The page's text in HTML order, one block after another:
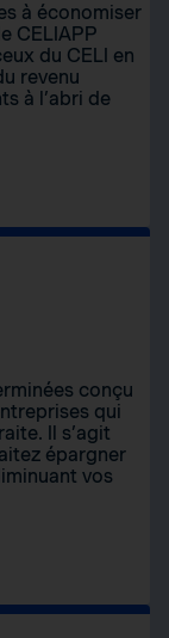
à économiser
CELIAPP
du CELI en
revenu
à l’abri de
conçu
qui
Il s’agit
épargner
vos